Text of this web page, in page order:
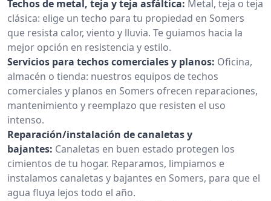
Techos de metal, teja y teja asfáltica: Metal, teja o teja
clásica: elige un techo para tu propiedad en Somers
que resista calor, viento y lluvia. Te guiamos hacia la
mejor opción en resistencia y estilo.
Servicios para techos comerciales y planos: Oficina,
almacén o tienda: nuestros equipos de techos
comerciales y planos en Somers ofrecen reparaciones,
mantenimiento y reemplazo que resisten el uso
intenso.
Reparación/instalación de canaletas y
bajantes: Canaletas en buen estado protegen los
cimientos de tu hogar. Reparamos, limpiamos e
instalamos canaletas y bajantes en Somers, para que el
agua fluya lejos todo el año.